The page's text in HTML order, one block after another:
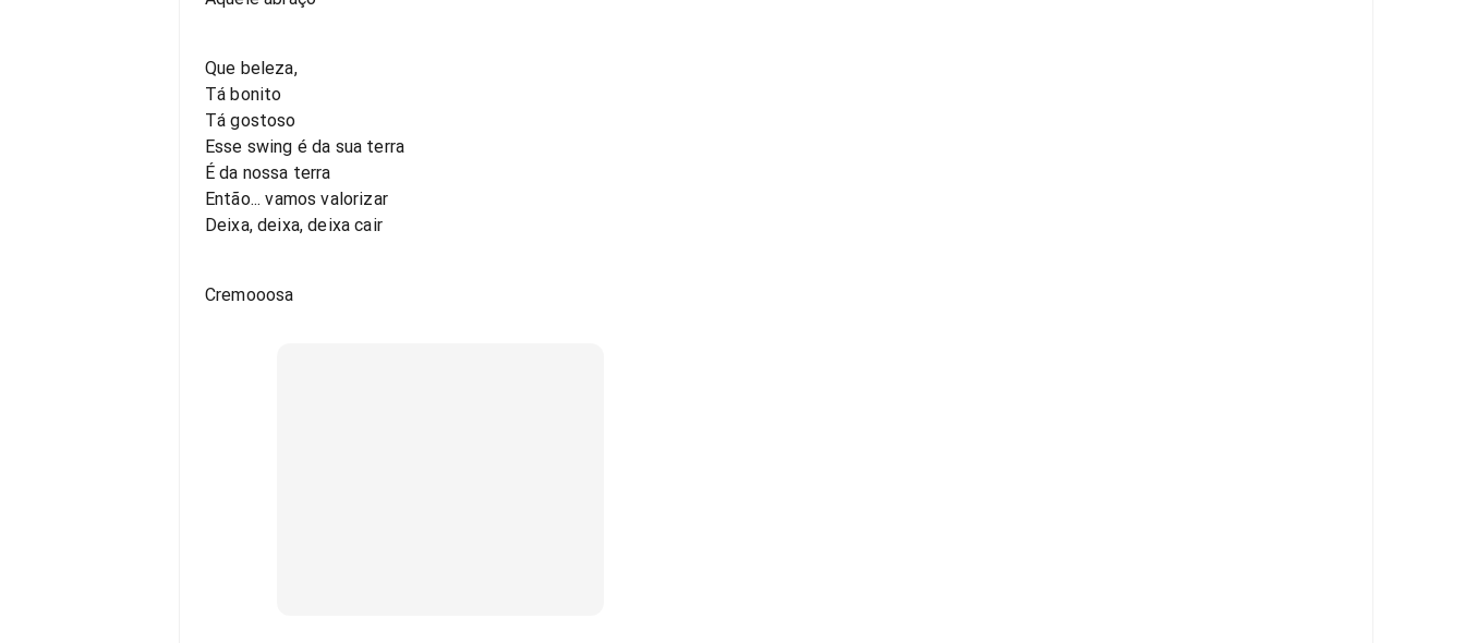
Que beleza,
Tá bonito
Tá gostoso
Esse swing é da sua terra
É da nossa terra
Então... vamos valorizar
Deixa, deixa, deixa cair
Cremooosa